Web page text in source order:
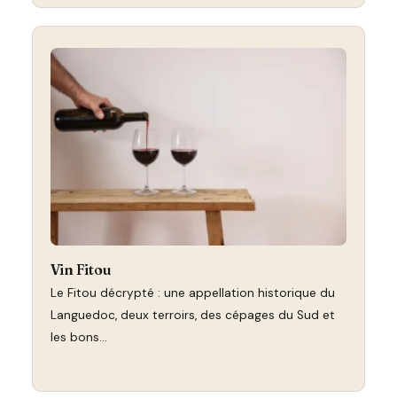
Vin Fitou
Le Fitou décrypté : une appellation historique du
Languedoc, deux terroirs, des cépages du Sud et
les bons…